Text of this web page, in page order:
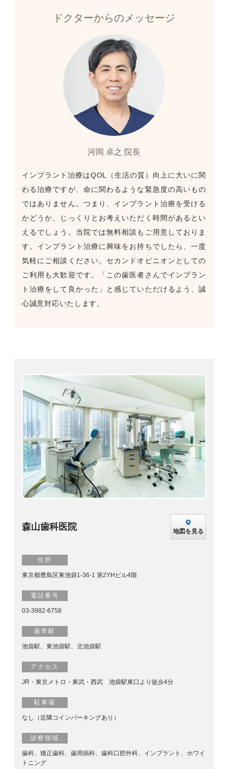
ドクターからのメッセージ
河岡 卓之 院長
インプラント治療はQOL（生活の質）向上に大いに関
わる治療ですが、命に関わるような緊急度の高いもの
ではありません。つまり、インプラント治療を受ける
かどうか、じっくりとお考えいただく時間があるとい
えるでしょう。当院では無料相談もご用意しておりま
す。インプラント治療に興味をお持ちでしたら、一度
気軽にご相談ください。セカンドオピニオンとしての
ご利用も大歓迎です。「この歯医者さんでインプラン
ト治療をして良かった」と感じていただけるよう、誠
心誠意対応いたします。
森山歯科医院 地図を見る
住所
東京都豊島区東池袋1-36-1 第2YHビル4階
電話番号
03-3982-6758
最寄駅
池袋駅、東池袋駅、北池袋駅
アクセス
JR・東京メトロ・東武・西武 池袋駅東口より徒歩4分
駐車場
なし（近隣コインパーキングあり）
診察領域
歯科、矯正歯科、歯周病科、歯科口腔外科、インプラント、ホワイ
トニング